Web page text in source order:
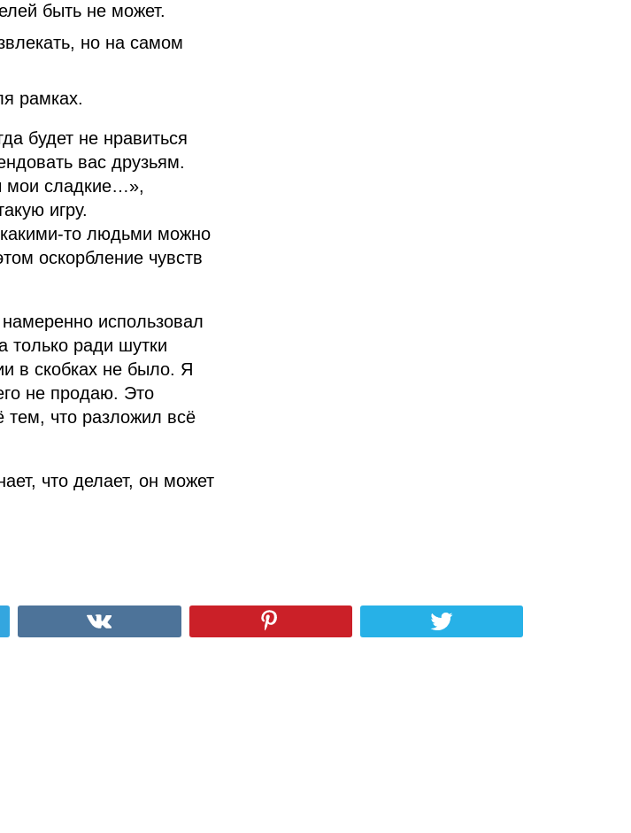
быть не может.
но на самом
рамках.
будет не нравиться
вас друзьям.
мои сладкие…»,
игру.
людьми можно
оскорбление чувств
использовал
только ради шутки
в скобках не было. Я
не продаю. Это
что разложил всё
что делает, он может